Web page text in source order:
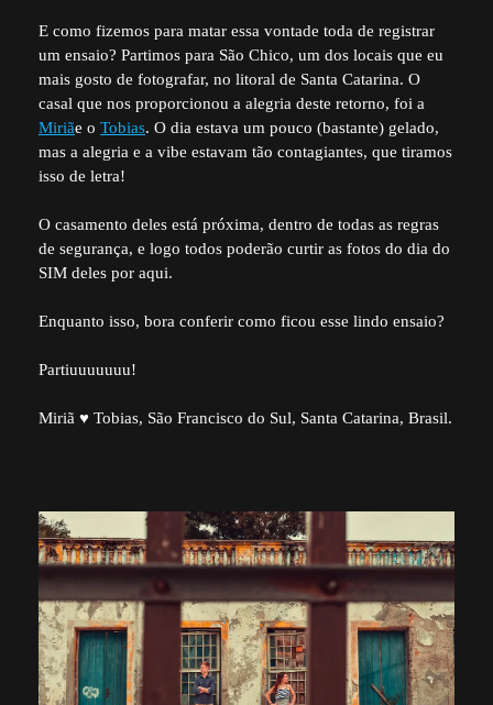
E como fizemos para matar essa vontade toda de registrar
um ensaio? Partimos para São Chico, um dos locais que eu
mais gosto de fotografar, no litoral de Santa Catarina. O
casal que nos proporcionou a alegria deste retorno, foi a
Miriãe o Tobias. O dia estava um pouco (bastante) gelado,
mas a alegria e a vibe estavam tão contagiantes, que tiramos
isso de letra!
O casamento deles está próxima, dentro de todas as regras
de segurança, e logo todos poderão curtir as fotos do dia do
SIM deles por aqui.
Enquanto isso, bora conferir como ficou esse lindo ensaio?
Partiuuuuuuu!
Miriã ♥ Tobias, São Francisco do Sul, Santa Catarina, Brasil.